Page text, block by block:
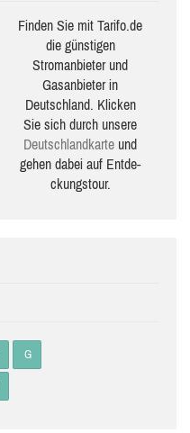
Finden Sie mit Tarifo.de
die güns­ti­gen
Stromanbieter und
Gasanbieter in
Deutschland. Klicken
Sie sich durch unsere
Deutsch­land­karte und
gehen dabei auf Ent­de­
ckungs­tour.
G